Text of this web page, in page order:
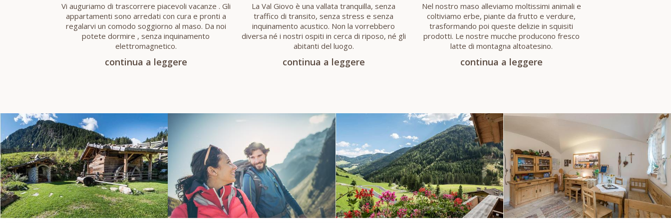
Vi auguriamo di trascorrere piacevoli vacanze . Gli
appartamenti sono arredati con cura e pronti a
regalarvi un comodo soggiorno al maso. Da noi
potete dormire , senza inquinamento
elettromagnetico.
continua a leggere
La Val Giovo è una vallata tranquilla, senza
traffico di transito, senza stress e senza
inquinamento acustico. Non la vorrebbero
diversa né i nostri ospiti in cerca di riposo, né gli
abitanti del luogo.
continua a leggere
Nel nostro maso alleviamo moltissimi animali e
coltiviamo erbe, piante da frutto e verdure,
trasformando poi queste delizie in squisiti
prodotti. Le nostre mucche producono fresco
latte di montagna altoatesino.
continua a leggere
WELLNESS SPORT E DIVERTIMENTO VAL DI GIOVE MAURERHOF